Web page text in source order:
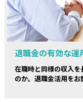
退職金の有効な運
在職時と同様の収入
のか。退職金活用をお